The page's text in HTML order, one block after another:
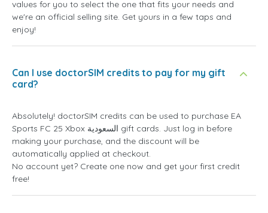
values for you to select the one that fits your needs and
we're an official selling site. Get yours in a few taps and
enjoy!
Can I use doctorSIM credits to pay for my gift
card?
Absolutely! doctorSIM credits can be used to purchase EA
Sports FC 25 Xbox السعودية gift cards. Just log in before
making your purchase, and the discount will be
automatically applied at checkout.
No account yet? Create one now and get your first credit
free!